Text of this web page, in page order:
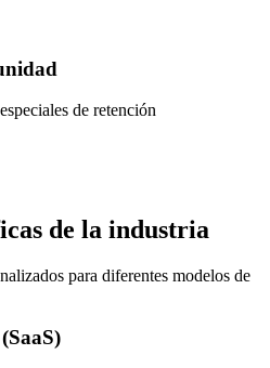
de retención
de la industria
para diferentes modelos de